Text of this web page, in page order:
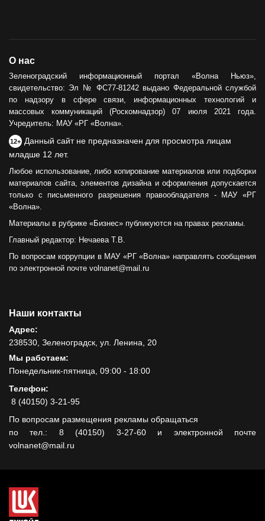
О нас
Зеленоградский информационный портал «Волна Ньюз»,
свидетельство: Эл № ФС77-81242 выдано Федеральной службой
по надзору в сфере связи, информационных технологий и
массовых коммуникаций (Роскомнадзор) 07 июля 2021 года.
Учредитель: МАУ «РГ «Волна».
12+ Данный сайт не предназначен для просмотра лицам
младше 12 лет.
Любое использование, либо копирование материалов или подборки
материалов сайта, элементов дизайна и оформления допускается
только с письменного разрешения правообладателя - МАУ «РГ
«Волна».
Материалы в рубрике «Бизнес» публикуются на правах рекламы.
Главный редактор: Нечаева Т.В.
По вопросам коррупции в МАУ «РГ «Волна» направлять сообщения
по электронной почте volnanet@mail.ru
Наши контакты
Адрес:
238530, Зеленоградск, ул. Ленина, 20
Мы работаем:
Понедельник-пятница, 09:00 - 18:00
Телефон:
8 (40150) 3-21-95
По вопросам размещения рекламы обращаться
по тел.: 8 (40150) 3-27-60 и электронной почте
volnanet@mail.ru